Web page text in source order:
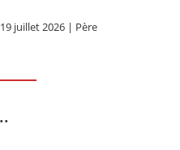
juillet 2026 | Père